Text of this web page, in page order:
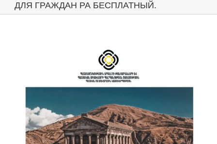
ДЛЯ ГРАЖДАН РА БЕСПЛАТНЫЙ.